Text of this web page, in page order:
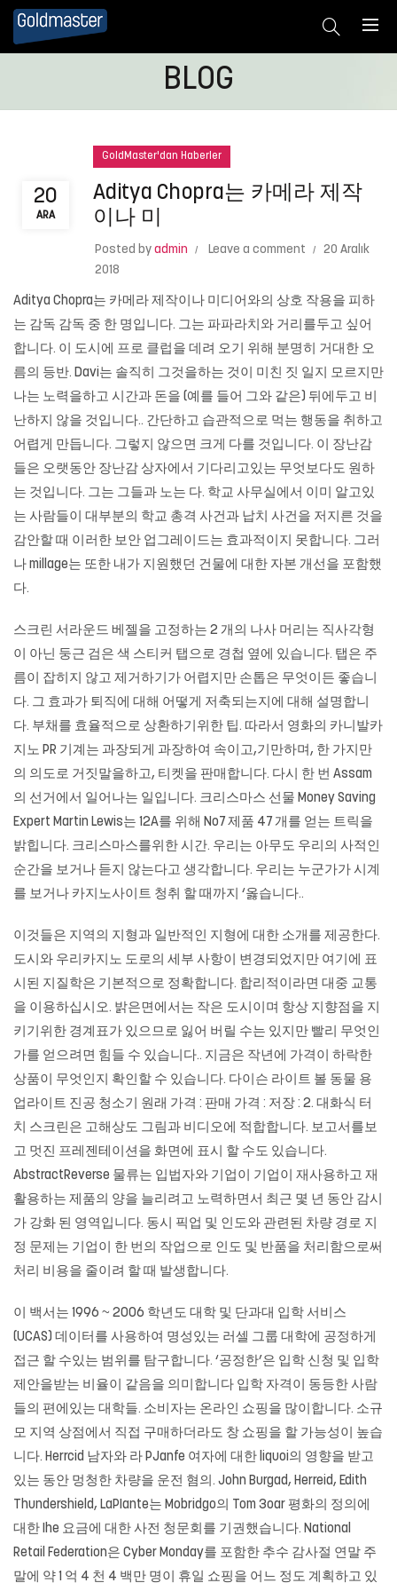
BLOG
20
ARA
GoldMaster'dan Haberler
Aditya Chopra는 카메라 제작
이나 미
Posted by admin Leave a comment
20 Aralık
2018
Aditya Chopra는 카메라 제작이나 미디어와의 상호 작용을 피하
는 감독 감독 중 한 명입니다. 그는 파파라치와 거리를두고 싶어
합니다. 이 도시에 프로 클럽을 데려 오기 위해 분명히 거대한 오
름의 등반. Davi는 솔직히 그것을하는 것이 미친 짓 일지 모르지만
나는 노력을하고 시간과 돈을 (예를 들어 그와 같은) 뒤에두고 비
난하지 않을 것입니다.. 간단하고 습관적으로 먹는 행동을 취하고
어렵게 만듭니다. 그렇지 않으면 크게 다를 것입니다. 이 장난감
들은 오랫동안 장난감 상자에서 기다리고있는 무엇보다도 원하
는 것입니다. 그는 그들과 노는 다. 학교 사무실에서 이미 알고있
는 사람들이 대부분의 학교 총격 사건과 납치 사건을 저지른 것을
감안할 때 이러한 보안 업그레이드는 효과적이지 못합니다. 그러
나 millage는 또한 내가 지원했던 건물에 대한 자본 개선을 포함했
다.
스크린 서라운드 베젤을 고정하는 2 개의 나사 머리는 직사각형
이 아닌 둥근 검은 색 스티커 탭으로 경첩 옆에 있습니다. 탭은 주
름이 잡히지 않고 제거하기가 어렵지만 손톱은 무엇이든 좋습니
다. 그 효과가 퇴직에 대해 어떻게 저축되는지에 대해 설명합니
다. 부채를 효율적으로 상환하기위한 팁. 따라서 영화의 카니발카
지노 PR 기계는 과장되게 과장하여 속이고,기만하며, 한 가지만
의 의도로 거짓말을하고, 티켓을 판매합니다. 다시 한 번 Assam
의 선거에서 일어나는 일입니다. 크리스마스 선물 Money Saving
Expert Martin Lewis는 12A를 위해 No7 제품 47 개를 얻는 트릭을
밝힙니다. 크리스마스를위한 시간. 우리는 아무도 우리의 사적인
순간을 보거나 듣지 않는다고 생각합니다. 우리는 누군가가 시계
를 보거나 카지노사이트 청취 할 때까지 ‘옳습니다..
이것들은 지역의 지형과 일반적인 지형에 대한 소개를 제공한다.
도시와 우리카지노 도로의 세부 사항이 변경되었지만 여기에 표
시된 지질학은 기본적으로 정확합니다. 합리적이라면 대중 교통
을 이용하십시오. 밝은면에서는 작은 도시이며 항상 지향점을 지
키기위한 경계표가 있으므로 잃어 버릴 수는 있지만 빨리 무엇인
가를 얻으려면 힘들 수 있습니다.. 지금은 작년에 가격이 하락한
상품이 무엇인지 확인할 수 있습니다. 다이슨 라이트 볼 동물 용
업라이트 진공 청소기 원래 가격 : 판매 가격 : 저장 : 2. 대화식 터
치 스크린은 고해상도 그림과 비디오에 적합합니다. 보고서를보
고 멋진 프레젠테이션을 화면에 표시 할 수도 있습니다.
AbstractReverse 물류는 입법자와 기업이 기업이 재사용하고 재
활용하는 제품의 양을 늘리려고 노력하면서 최근 몇 년 동안 감시
가 강화 된 영역입니다. 동시 픽업 및 인도와 관련된 차량 경로 지
정 문제는 기업이 한 번의 작업으로 인도 및 반품을 처리함으로써
처리 비용을 줄이려 할 때 발생합니다.
이 백서는 1996 ~ 2006 학년도 대학 및 단과대 입학 서비스
(UCAS) 데이터를 사용하여 명성있는 러셀 그룹 대학에 공정하게
접근 할 수있는 범위를 탐구합니다. ‘공정한’은 입학 신청 및 입학
제안을받는 비율이 같음을 의미합니다 입학 자격이 동등한 사람
들의 편에있는 대학들. 소비자는 온라인 쇼핑을 많이합니다. 소규
모 지역 상점에서 직접 구매하더라도 창 쇼핑을 할 가능성이 높습
니다. Herrcid 남자와 라 PJanfe 여자에 대한 liquoi의 영향을 받고
있는 동안 멍청한 차량을 운전 혐의. John Burgad, Herreid, Edith
Thundershield, LaPIante는 Mobridgo의 Tom 3oar 평화의 정의에
대한 Ihe 요금에 대한 사전 청문회를 기권했습니다. National
Retail Federation은 Cyber ​​Monday를 포함한 추수 감사절 연말 주
말에 약 1 억 4 천 4 백만 명이 휴일 쇼핑을 어느 정도 계획하고 있